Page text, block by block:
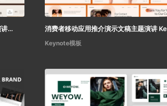
DIY及手工产品品牌推介演示文稿主题演讲 Keynote 模板
Keynote模板